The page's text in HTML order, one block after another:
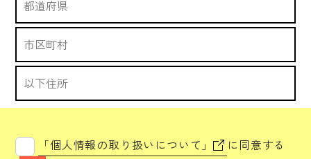
「個人情報の取り扱いについて」 に同意する